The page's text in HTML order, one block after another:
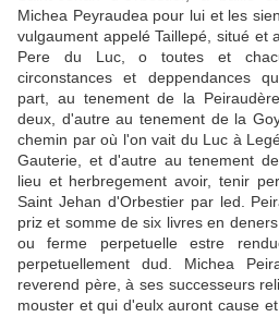
Michea Peyraudea pour lui et les
vulgaument appelé Taillepé, situé et
Pere du Luc, o toutes et
circonstances et deppendances
part, au tenement de la
deux, d'autre au tenement de la
chemin par où l'on vait du Luc à
Gauterie, et d'autre au tenement
lieu et herbregement avoir, tenir
Saint Jehan d'Orbestier par led.
priz et somme de six livres en
ou ferme perpetuelle estre
perpetuellement dud. Michea
reverend père, à ses successeurs
mouster et qui d'eulx auront cause